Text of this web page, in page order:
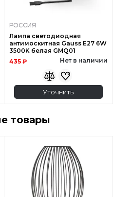
РОССИЯ
Лампа светодиодная
антимоскитная Gauss E27 6W
3500K белая GMQ01
435 ₽
Нет в наличии
Уточнить
товары